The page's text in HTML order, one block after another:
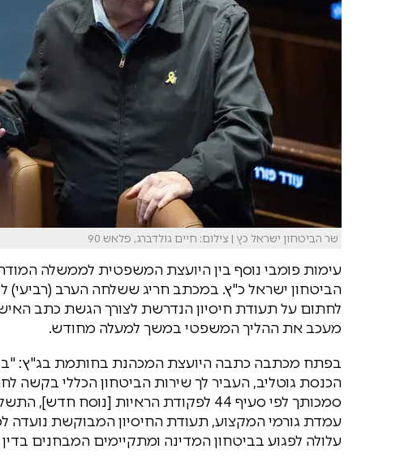
שר הביטחון ישראל כץ | צילום: חיים גולדברג, פלאש 90
עימות פומבי נוסף בין היועצת המשפטית לממשלה
הביטחון ישראל כ"ץ. במכתב חריג ששלחה הערב (רביעי)
לחתום על תעודת חיסיון הנדרשת לצורך הגשת כתב
מעכב את ההליך המשפטי במשך למעלה מחודש.
הכנסת גוטליב, העביר לך שירות הביטחון הכללי בקשה
עמדת גורמי המקצוע, תעודת החיסיון המבוקשת נועדה
עלולה לפגוע בביטחון המדינה ומתקיימים המבחנים